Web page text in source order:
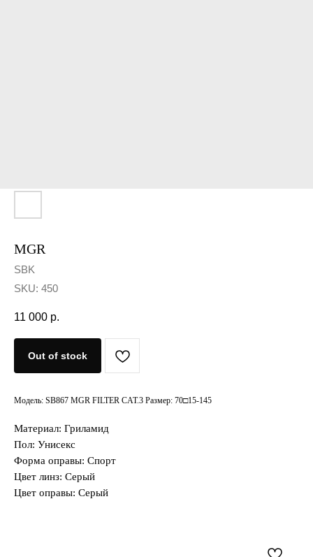
MGR
SBK
SKU: 450
11 000 р.
Out of stock
Модель: SB867 MGR FILTER CAT.3 Размер: 70□15-145
Материал: Гриламид
Пол: Унисекс
Форма оправы: Спорт
Цвет линз: Серый
Цвет оправы: Серый